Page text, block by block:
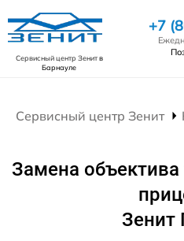
Сервисный центр Зенитв
Барнауле
+7
Сервисный центр Зенит
Замена
Зенит